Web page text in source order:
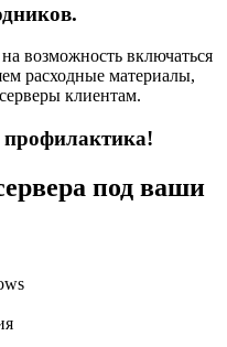
возможность включаться
расходные материалы,
клиентам.
профилактика!
под ваши